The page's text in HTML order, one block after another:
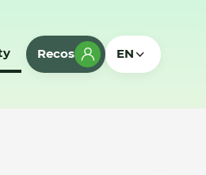
Recos EN